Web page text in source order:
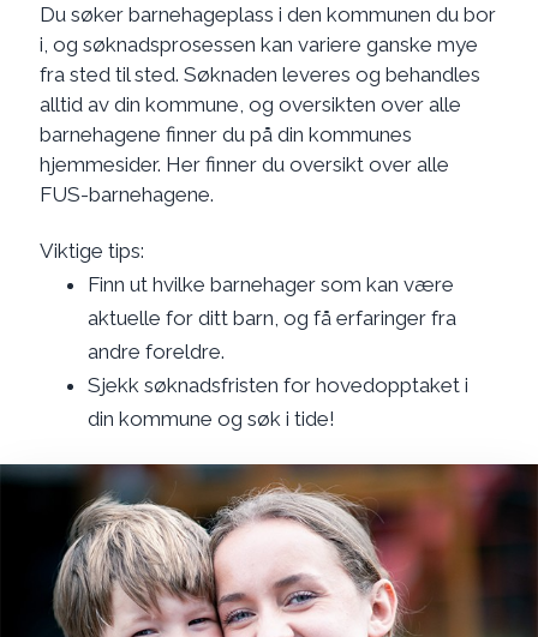
Du søker barnehageplass i den kommunen du bor
i, og søknadsprosessen kan variere ganske mye
fra sted til sted. Søknaden leveres og behandles
alltid av din kommune, og oversikten over alle
barnehagene finner du på din kommunes
hjemmesider. Her finner du oversikt over alle
FUS-barnehagene.
Viktige tips:
Finn ut hvilke barnehager som kan være
aktuelle for ditt barn, og få erfaringer fra
andre foreldre.
Sjekk søknadsfristen for hovedopptaket i
din kommune og søk i tide!